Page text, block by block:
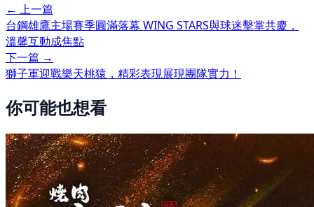
← 上一篇
台鋼雄鷹主場賽季圓滿落幕 WING STARS與球迷擊掌共慶，
溫馨互動成焦點
下一篇 →
獅子軍迎戰樂天桃猿，精彩表現展現團隊實力！
你可能也想看